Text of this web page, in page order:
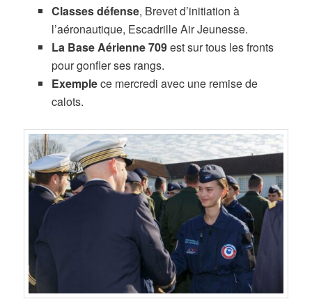
Classes défense, Brevet d’initiation à
l’aéronautique, Escadrille Air Jeunesse.
La Base Aérienne 709est sur tous les fronts
pour gonfler ses rangs.
Exemplece mercredi avec une remise de
calots.